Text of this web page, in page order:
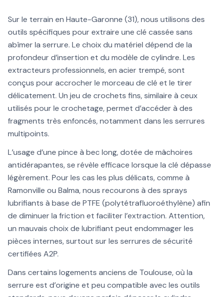
Sur le terrain en Haute-Garonne (31), nous utilisons des
outils spécifiques pour extraire une clé cassée sans
abîmer la serrure. Le choix du matériel dépend de la
profondeur d’insertion et du modèle de cylindre. Les
extracteurs professionnels, en acier trempé, sont
conçus pour accrocher le morceau de clé et le tirer
délicatement. Un jeu de crochets fins, similaire à ceux
utilisés pour le crochetage, permet d’accéder à des
fragments très enfoncés, notamment dans les serrures
multipoints.
L’usage d’une pince à bec long, dotée de mâchoires
antidérapantes, se révèle efficace lorsque la clé dépasse
légèrement. Pour les cas les plus délicats, comme à
Ramonville ou Balma, nous recourons à des sprays
lubrifiants à base de PTFE (polytétrafluoroéthylène) afin
de diminuer la friction et faciliter l’extraction. Attention,
un mauvais choix de lubrifiant peut endommager les
pièces internes, surtout sur les serrures de sécurité
certifiées A2P.
Dans certains logements anciens de Toulouse, où la
serrure est d’origine et peu compatible avec les outils